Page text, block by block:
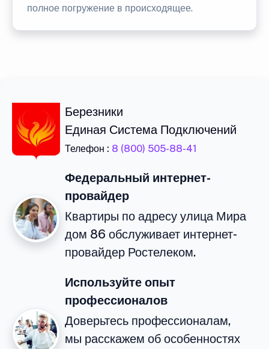
полное погружение в происходящее.
Березники
Единая Система Подключений
Телефон : 8 (800) 505-88-41
Федеральный интернет-
провайдер
Квартиры по адресу улица Мира
дом 86 обслуживает интернет-
провайдер Ростелеком.
Используйте опыт
профессионалов
Доверьтесь профессионалам,
мы расскажем об особенностях